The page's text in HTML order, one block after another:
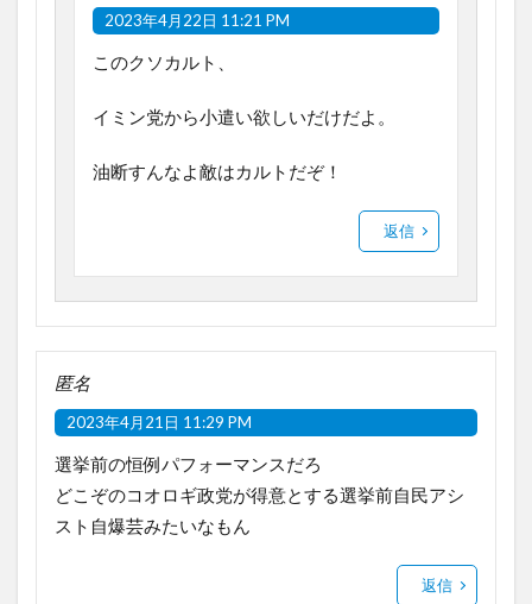
2023年4月22日 11:21 PM
このクソカルト、
イミン党から小遣い欲しいだけだよ。
油断すんなよ敵はカルトだぞ！
返信
匿名
2023年4月21日 11:29 PM
選挙前の恒例パフォーマンスだろ
どこぞのコオロギ政党が得意とする選挙前自民アシ
スト自爆芸みたいなもん
返信